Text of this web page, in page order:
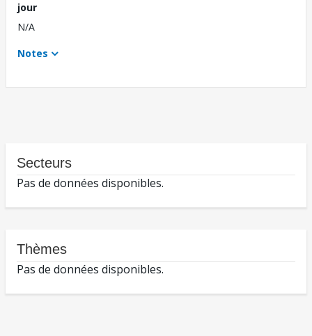
jour
N/A
Notes
Secteurs
Pas de données disponibles.
Thèmes
Pas de données disponibles.